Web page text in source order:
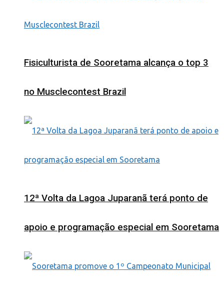
Fisiculturista de Sooretama alcança o top 3
no Musclecontest Brazil
12ª Volta da Lagoa Juparanã terá ponto de
apoio e programação especial em Sooretama